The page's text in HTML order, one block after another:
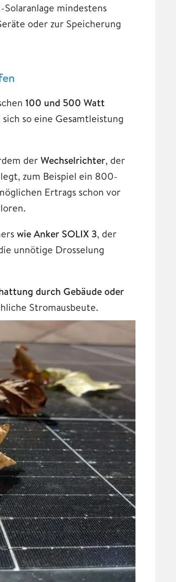
mindestens
oder zur Speicherung
100 und 500 Watt
so eine Gesamtleistung
derWechselrichter, der
zum Beispiel ein 800-
Ertrags schon vor
wie Anker SOLIX 3, der
unnötige Drosselung
durch Gebäude oder
Stromausbeute.